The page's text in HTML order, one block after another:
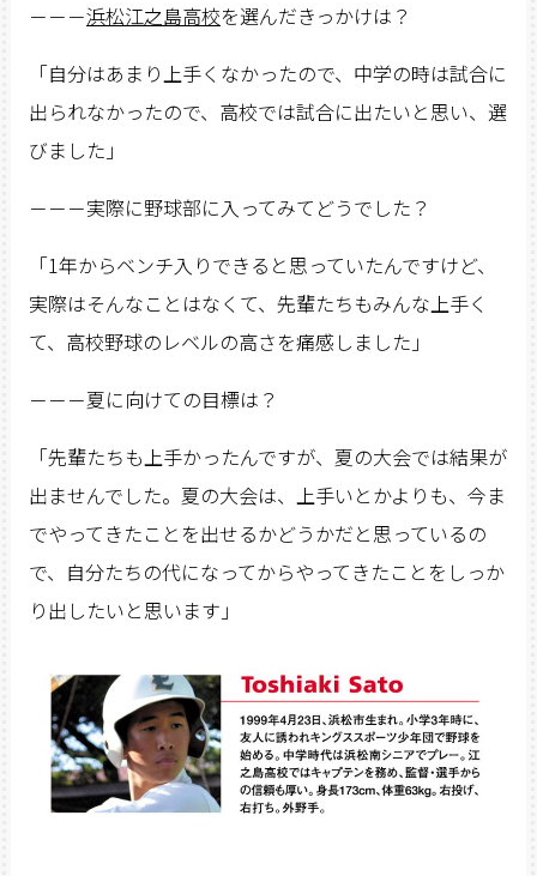
－－－浜松江之島高校を選んだきっかけは？
「自分はあまり上手くなかったので、中学の時は試合に
出られなかったので、高校では試合に出たいと思い、選
びました」
－－－実際に野球部に入ってみてどうでした？
「1年からベンチ入りできると思っていたんですけど、
実際はそんなことはなくて、先輩たちもみんな上手く
て、高校野球のレベルの高さを痛感しました」
－－－夏に向けての目標は？
「先輩たちも上手かったんですが、夏の大会では結果が
出ませんでした。夏の大会は、上手いとかよりも、今ま
でやってきたことを出せるかどうかだと思っているの
で、自分たちの代になってからやってきたことをしっか
り出したいと思います」